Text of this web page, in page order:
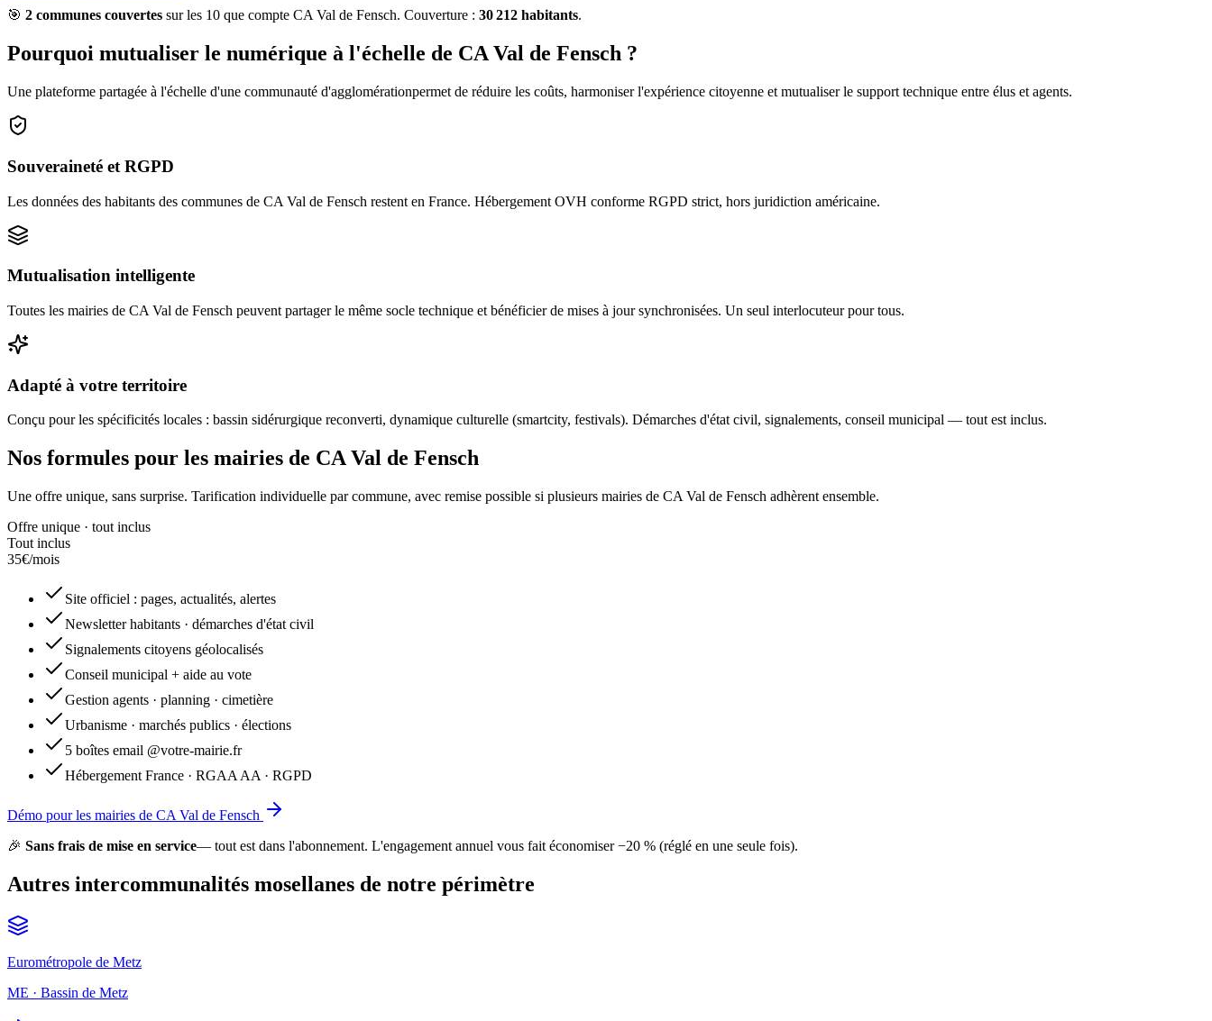
🎯 2 communes couvertes sur les 10 que compte CA Val de Fensch. Couverture : 30 212 habitants.
Pourquoi mutualiser le numérique à l'échelle de CA Val de Fensch ?
Une plateforme partagée à l'échelle d'une communauté d'agglomérationpermet de réduire les coûts, harmoniser l'expérience citoyenne et mutualiser le support technique entre élus et agents.
Souveraineté et RGPD
Les données des habitants des communes de CA Val de Fensch restent en France. Hébergement OVH conforme RGPD strict, hors juridiction américaine.
Mutualisation intelligente
Toutes les mairies de CA Val de Fensch peuvent partager le même socle technique et bénéficier de mises à jour synchronisées. Un seul interlocuteur pour tous.
Adapté à votre territoire
Conçu pour les spécificités locales : bassin sidérurgique reconverti, dynamique culturelle (smartcity, festivals). Démarches d'état civil, signalements, conseil municipal — tout est inclus.
Nos formules pour les mairies de CA Val de Fensch
Une offre unique, sans surprise. Tarification individuelle par commune, avec remise possible si plusieurs mairies de CA Val de Fensch adhèrent ensemble.
Offre unique · tout inclus
Tout inclus
35€/mois
Site officiel : pages, actualités, alertes
Newsletter habitants · démarches d'état civil
Signalements citoyens géolocalisés
Conseil municipal + aide au vote
Gestion agents · planning · cimetière
Urbanisme · marchés publics · élections
5 boîtes email @votre-mairie.fr
Hébergement France · RGAA AA · RGPD
Démo pour les mairies de CA Val de Fensch
🎉 Sans frais de mise en service— tout est dans l'abonnement. L'engagement annuel vous fait économiser −20 % (réglé en une seule fois).
Autres intercommunalités mosellanes de notre périmètre
Eurométropole de Metz
ME · Bassin de Metz